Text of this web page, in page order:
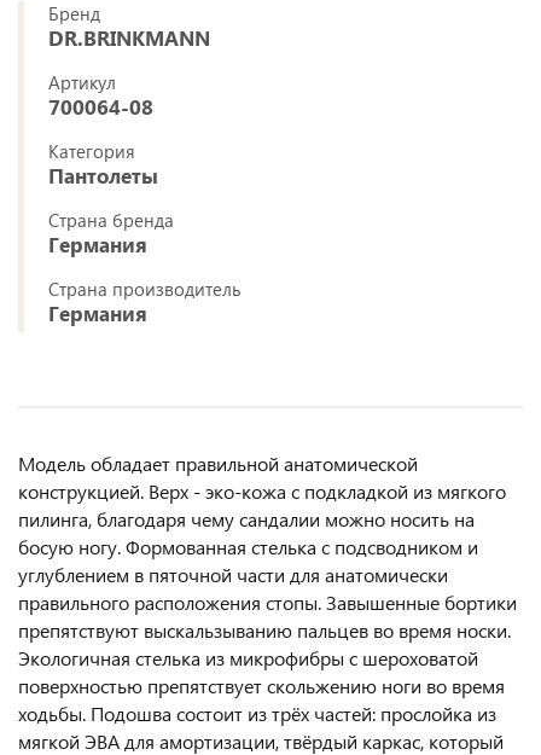
Бренд
DR.BRINKMANN
Артикул
700064-08
Категория
Пантолеты
Страна бренда
Германия
Страна производитель
Германия
Модель обладает правильной анатомической
конструкцией. Верх - эко-кожа с подкладкой из мягкого
пилинга, благодаря чему сандалии можно носить на
босую ногу. Формованная стелька с подсводником и
углублением в пяточной части для анатомически
правильного расположения стопы. Завышенные бортики
препятствуют выскальзыванию пальцев во время носки.
Экологичная стелька из микрофибры с шероховатой
поверхностью препятствует скольжению ноги во время
ходьбы. Подошва состоит из трёх частей: прослойка из
мягкой ЭВА для амортизации, твёрдый каркас, который